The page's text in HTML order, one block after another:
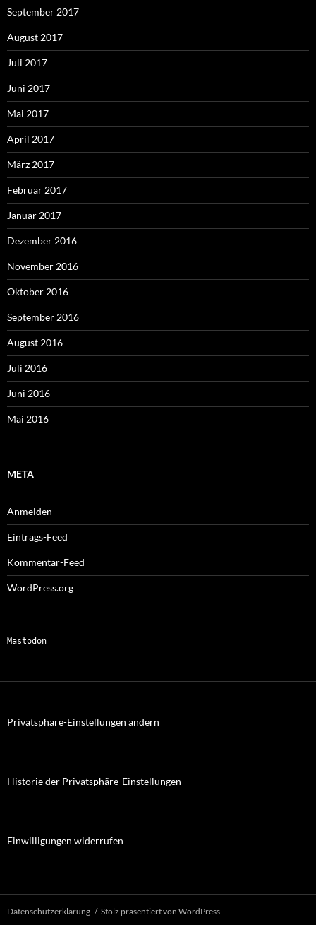
September 2017
August 2017
Juli 2017
Juni 2017
Mai 2017
April 2017
März 2017
Februar 2017
Januar 2017
Dezember 2016
November 2016
Oktober 2016
September 2016
August 2016
Juli 2016
Juni 2016
Mai 2016
META
Anmelden
Eintrags-Feed
Kommentar-Feed
WordPress.org
Mastodon
Privatsphäre-Einstellungen ändern
Historie der Privatsphäre-Einstellungen
Einwilligungen widerrufen
Datenschutzerklärung Stolz präsentiert von WordPress